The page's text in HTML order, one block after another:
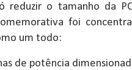
reduzir o tamanho da
foi
um todo:
de potência